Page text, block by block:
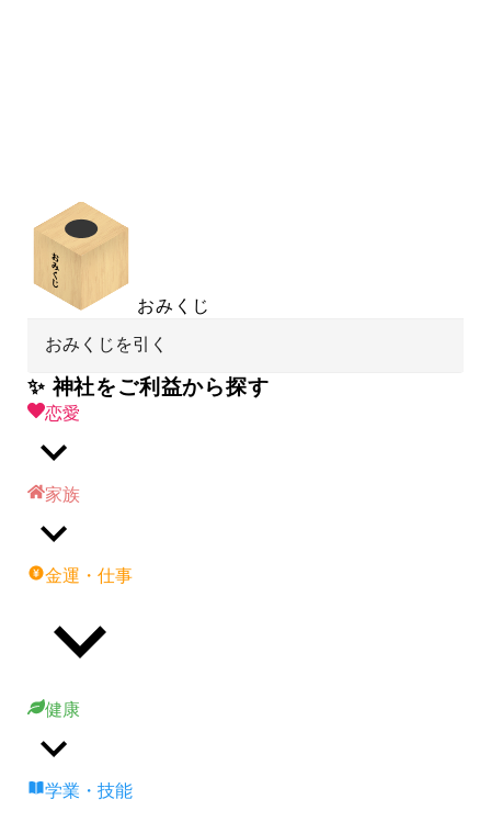
おみくじ
おみくじを引く
✨ 神社をご利益から探す
恋愛
家族
金運・仕事
健康
学業・技能